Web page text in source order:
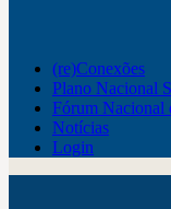
(re)Conexões
Plano Nacional
Fórum Nacional
Notícias
Login